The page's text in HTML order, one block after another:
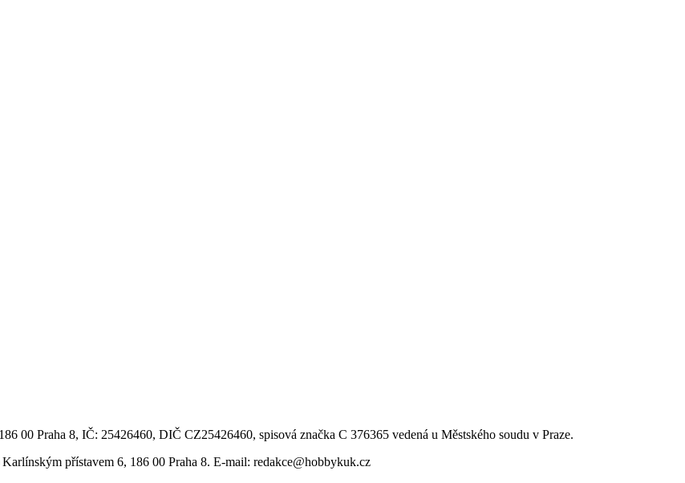
00 Praha 8, IČ: 25426460, DIČ CZ25426460, spisová značka C 376365 vedená u Městského soudu v Praze.
přístavem 6, 186 00 Praha 8. E-mail: redakce@hobbykuk.cz